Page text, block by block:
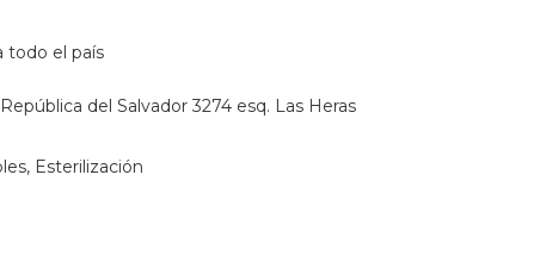
todo el país
del Salvador 3274 esq. Las Heras
, Esterilización